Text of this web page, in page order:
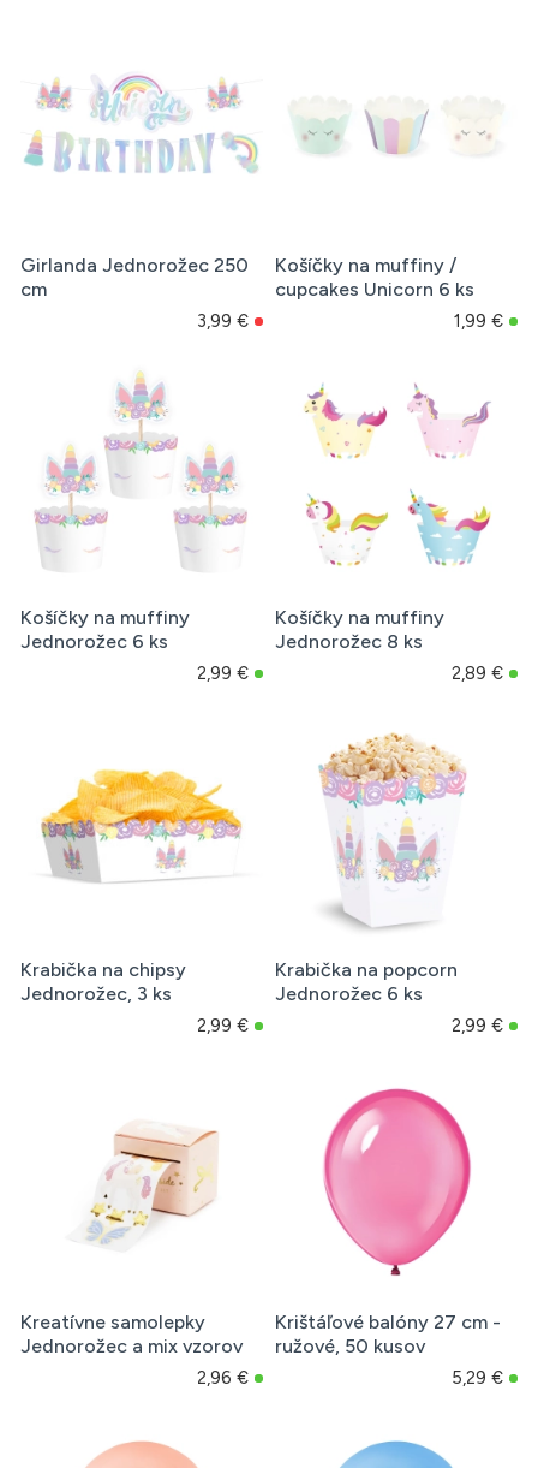
Girlanda Jednorožec 250
cm
3,99 €
Košíčky na muffiny /
cupcakes Unicorn 6 ks
1,99 €
Košíčky na muffiny
Jednorožec 6 ks
2,99 €
Košíčky na muffiny
Jednorožec 8 ks
2,89 €
Krabička na chipsy
Jednorožec, 3 ks
2,99 €
Krabička na popcorn
Jednorožec 6 ks
2,99 €
Kreatívne samolepky
Jednorožec a mix vzorov
2,96 €
Krištáľové balóny 27 cm -
ružové, 50 kusov
5,29 €